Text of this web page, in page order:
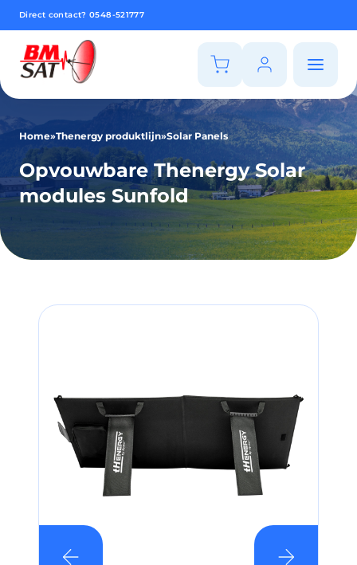
Direct contact? 0548-521777
Home»Thenergy produktlijn»Solar Panels
Opvouwbare Thenergy Solar
modules Sunfold